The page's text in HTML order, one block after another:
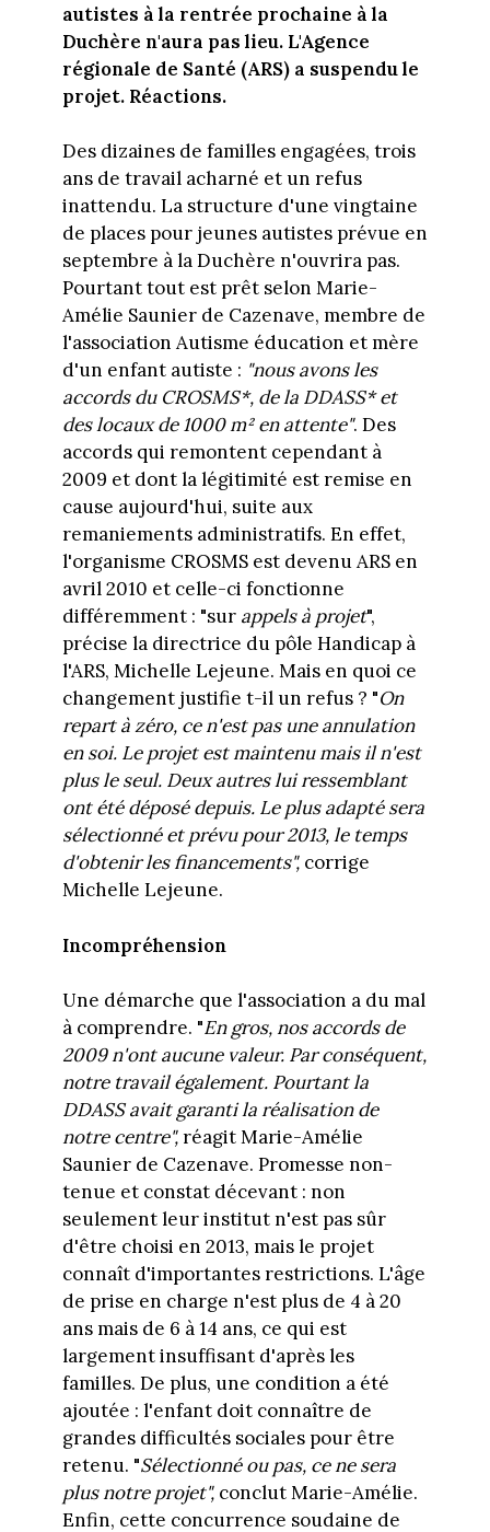
autistes à la rentrée prochaine à la
Duchère n'aura pas lieu. L'Agence
régionale de Santé (ARS) a suspendu le
projet. Réactions.
Des dizaines de familles engagées, trois
ans de travail acharné et un refus
inattendu. La structure d'une vingtaine
de places pour jeunes autistes prévue en
septembre à la Duchère n'ouvrira pas.
Pourtant tout est prêt selon Marie-
Amélie Saunier de Cazenave, membre de
l'association Autisme éducation et mère
d'un enfant autiste : "nous avons les
accords du CROSMS*, de la DDASS* et
des locaux de 1000 m² en attente". Des
accords qui remontent cependant à
2009 et dont la légitimité est remise en
cause aujourd'hui, suite aux
remaniements administratifs. En effet,
l'organisme CROSMS est devenu ARS en
avril 2010 et celle-ci fonctionne
différemment : "sur appels à projet",
précise la directrice du pôle Handicap à
l'ARS, Michelle Lejeune. Mais en quoi ce
changement justifie t-il un refus ? "On
repart à zéro, ce n'est pas une annulation
en soi. Le projet est maintenu mais il n'est
plus le seul. Deux autres lui ressemblant
ont été déposé depuis. Le plus adapté sera
sélectionné et prévu pour 2013, le temps
d'obtenir les financements", corrige
Michelle Lejeune.
Incompréhension
Une démarche que l'association a du mal
à comprendre. "En gros, nos accords de
2009 n'ont aucune valeur. Par conséquent,
notre travail également. Pourtant la
DDASS avait garanti la réalisation de
notre centre",réagit Marie-Amélie
Saunier de Cazenave. Promesse non-
tenue et constat décevant : non
seulement leur institut n'est pas sûr
d'être choisi en 2013, mais le projet
connaît d'importantes restrictions. L'âge
de prise en charge n'est plus de 4 à 20
ans mais de 6 à 14 ans, ce qui est
largement insuffisant d'après les
familles. De plus, une condition a été
ajoutée : l'enfant doit connaître de
grandes difficultés sociales pour être
retenu. "Sélectionné ou pas, ce ne sera
plus notre projet", conclut Marie-Amélie.
Enfin, cette concurrence soudaine de